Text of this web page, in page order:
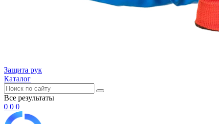
Защита рук
Каталог
Все результаты
0 0 0